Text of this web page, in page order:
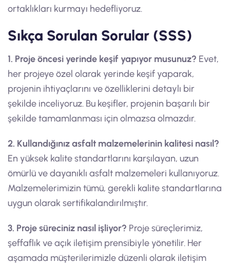
ortaklıkları kurmayı hedefliyoruz.
Sıkça Sorulan Sorular (SSS)
1. Proje öncesi yerinde keşif yapıyor musunuz? Evet,
her projeye özel olarak yerinde keşif yaparak,
projenin ihtiyaçlarını ve özelliklerini detaylı bir
şekilde inceliyoruz. Bu keşifler, projenin başarılı bir
şekilde tamamlanması için olmazsa olmazdır.
2. Kullandığınız asfalt malzemelerinin kalitesi nasıl?
En yüksek kalite standartlarını karşılayan, uzun
ömürlü ve dayanıklı asfalt malzemeleri kullanıyoruz.
Malzemelerimizin tümü, gerekli kalite standartlarına
uygun olarak sertifikalandırılmıştır.
3. Proje süreciniz nasıl işliyor? Proje süreçlerimiz,
şeffaflık ve açık iletişim prensibiyle yönetilir. Her
aşamada müşterilerimizle düzenli olarak iletişim